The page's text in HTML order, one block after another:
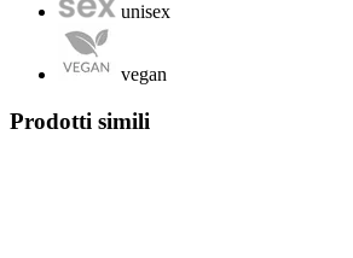
unisex
vegan
Prodotti simili